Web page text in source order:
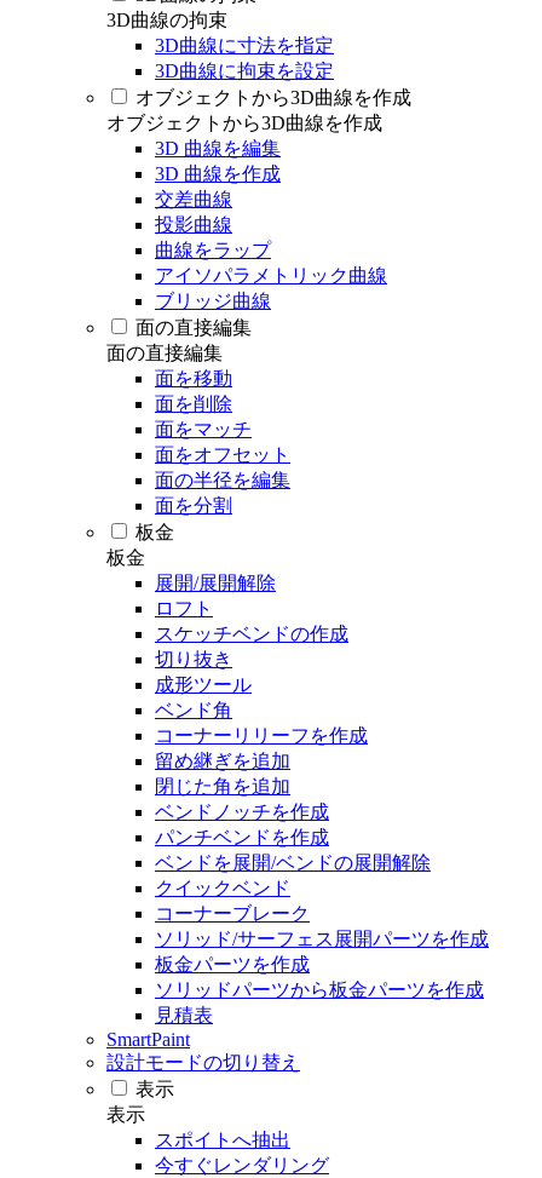
3D曲線の拘束
3D曲線に寸法を指定
3D曲線に拘束を設定
オブジェクトから3D曲線を作成
オブジェクトから3D曲線を作成
3D 曲線を編集
3D 曲線を作成
交差曲線
投影曲線
曲線をラップ
アイソパラメトリック曲線
ブリッジ曲線
面の直接編集
面の直接編集
面を移動
面を削除
面をマッチ
面をオフセット
面の半径を編集
面を分割
板金
板金
展開/展開解除
ロフト
スケッチベンドの作成
切り抜き
成形ツール
ベンド角
コーナーリリーフを作成
留め継ぎを追加
閉じた角を追加
ベンドノッチを作成
パンチベンドを作成
ベンドを展開/ベンドの展開解除
クイックベンド
コーナーブレーク
ソリッド/サーフェス展開パーツを作成
板金パーツを作成
ソリッドパーツから板金パーツを作成
見積表
SmartPaint
設計モードの切り替え
表示
表示
スポイトへ抽出
今すぐレンダリング